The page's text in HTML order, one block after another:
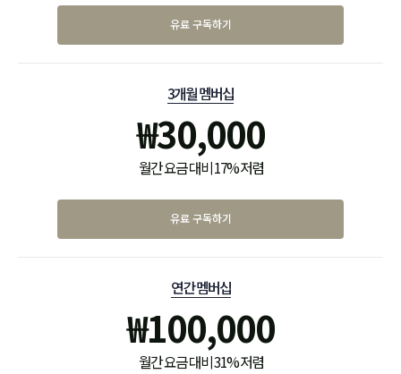
유료 구독하기
3개월 멤버십
₩30,000
월간 요금 대비 17% 저렴
유료 구독하기
연간 멤버십
₩100,000
월간 요금 대비 31% 저렴